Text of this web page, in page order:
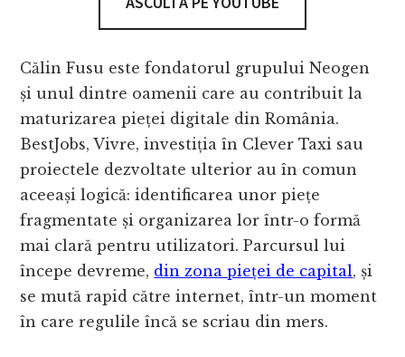
Călin Fusu este fondatorul grupului Neogen
și unul dintre oamenii care au contribuit la
maturizarea pieței digitale din România.
BestJobs, Vivre, investiția în Clever Taxi sau
proiectele dezvoltate ulterior au în comun
aceeași logică: identificarea unor piețe
fragmentate și organizarea lor într-o formă
mai clară pentru utilizatori. Parcursul lui
începe devreme, din zona pieței de capital, și
se mută rapid către internet, într-un moment
în care regulile încă se scriau din mers.